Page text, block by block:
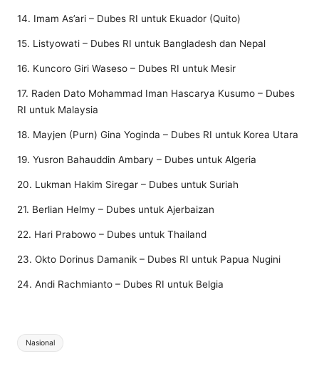
14. Imam As’ari – Dubes RI untuk Ekuador (Quito)
15. Listyowati – Dubes RI untuk Bangladesh dan Nepal
16. Kuncoro Giri Waseso – Dubes RI untuk Mesir
17. Raden Dato Mohammad Iman Hascarya Kusumo – Dubes
RI untuk Malaysia
18. Mayjen (Purn) Gina Yoginda – Dubes RI untuk Korea Utara
19. Yusron Bahauddin Ambary – Dubes untuk Algeria
​​​​​​​20. Lukman Hakim Siregar – Dubes untuk Suriah
21. Berlian Helmy – Dubes untuk Ajerbaizan
22. Hari Prabowo – Dubes untuk Thailand
23. Okto Dorinus Damanik – Dubes RI untuk Papua Nugini
24. Andi Rachmianto – Dubes RI untuk Belgia
Tags:
Nasional